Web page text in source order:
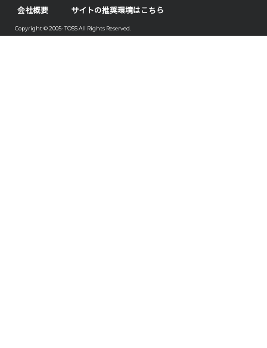
会社概要 サイトの推奨環境はこちら
Copyright © 2005- TOSS All Rights Reserved.